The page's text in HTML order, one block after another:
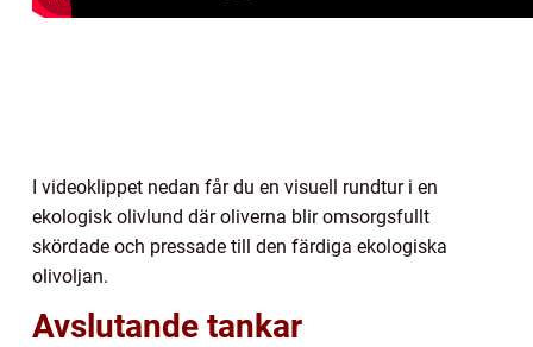
I videoklippet nedan får du en visuell rundtur i en
ekologisk olivlund där oliverna blir omsorgsfullt
skördade och pressade till den färdiga ekologiska
olivoljan.
Avslutande tankar